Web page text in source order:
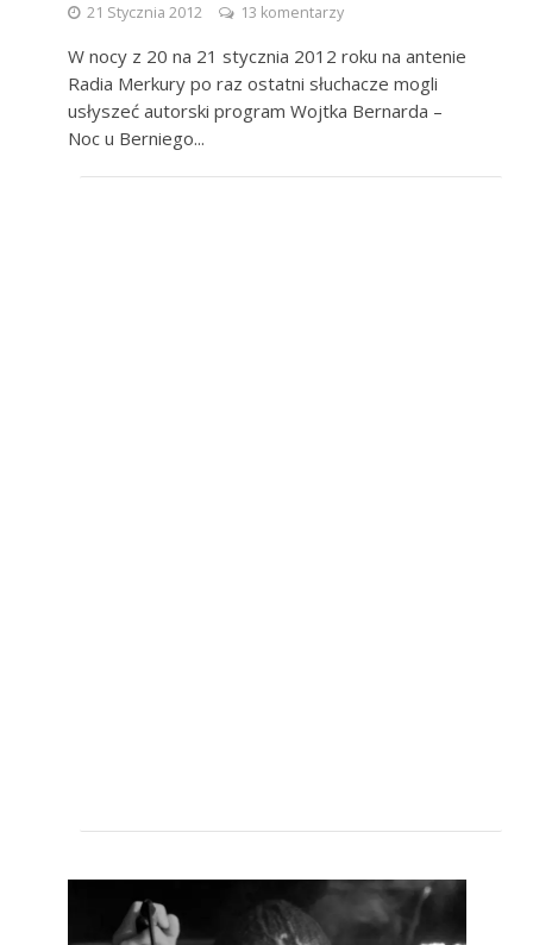
21 Stycznia 2012 13 komentarzy
W nocy z 20 na 21 stycznia 2012 roku na antenie
Radia Merkury po raz ostatni słuchacze mogli
usłyszeć autorski program Wojtka Bernarda –
Noc u Berniego...